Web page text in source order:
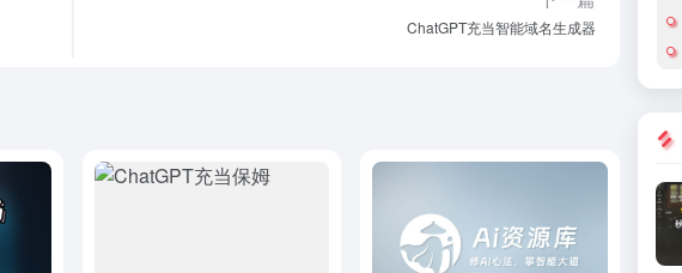
ChatGPT充当智能域名生成器